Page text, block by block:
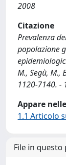
2008
Citazione
Prevalenza
popolazione
M., Segù, M.,
1120-7140. -
Appare
1.1 Articolo
File in